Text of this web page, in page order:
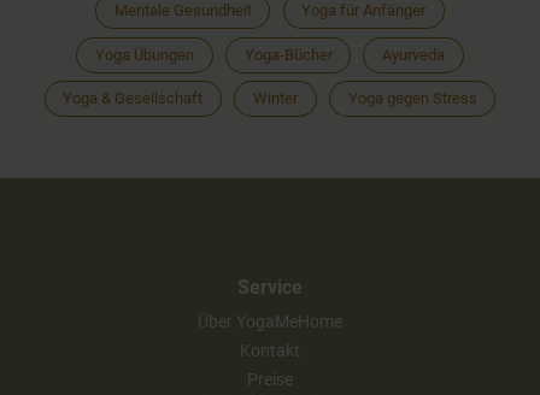
Mentale Gesundheit Yoga für Anfänger
Yoga Übungen Yoga-Bücher Ayurveda
Yoga & Gesellschaft Winter Yoga gegen Stress
Service
Über YogaMeHome
Kontakt
Preise